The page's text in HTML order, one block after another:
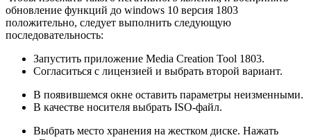
обновление функций до windows 10 версия 1803
положительно, следует выполнить следующую
последовательность:
Запустить приложение Media Creation Tool 1803.
Согласиться с лицензией и выбрать второй вариант.
В появившемся окне оставить параметры неизменными.
В качестве носителя выбрать ISO-файл.
Выбрать место хранения на жестком диске. Нажать